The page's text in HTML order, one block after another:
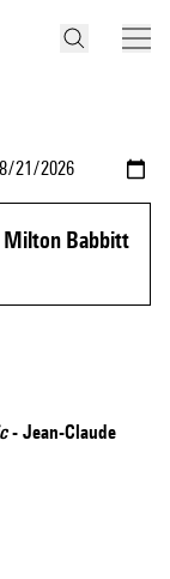
Babbitt
- Jean-Claude